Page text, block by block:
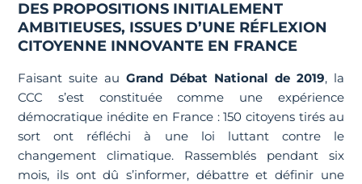
DES PROPOSITIONS INITIALEMENT
AMBITIEUSES, ISSUES D’UNE RÉFLEXION
CITOYENNE INNOVANTE EN FRANCE
Faisant suite auGrand Débat National de 2019, la
CCC s’est constituée comme une expérience
démocratique inédite en France : 150 citoyens tirés au
sort ont réfléchi à une loi luttant contre le
changement climatique. Rassemblés pendant six
mois, ils ont dû s’informer, débattre et définir une